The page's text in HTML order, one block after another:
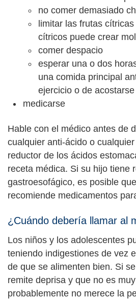
no comer demasiado
limitar las frutas
cítricos puede crear
comer despacio
esperar una o dos
una comida principal
ejercicio o de acostarse
medicarse
Hable con el médico antes de
cualquier anti-ácido o
reductor de los ácidos
receta médica. Si su hijo tiene
gastroesofágico, es posible
recomiende medicamentos
¿Cuándo debería llamar al
Los niños y los adolescentes
teniendo indigestiones de vez
de que se alimenten bien. Si
remite deprisa y que no es
probablemente no merece la